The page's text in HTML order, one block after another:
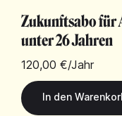
Zukunftsabo für
unter 26 Jahren
120,00 €/Jahr